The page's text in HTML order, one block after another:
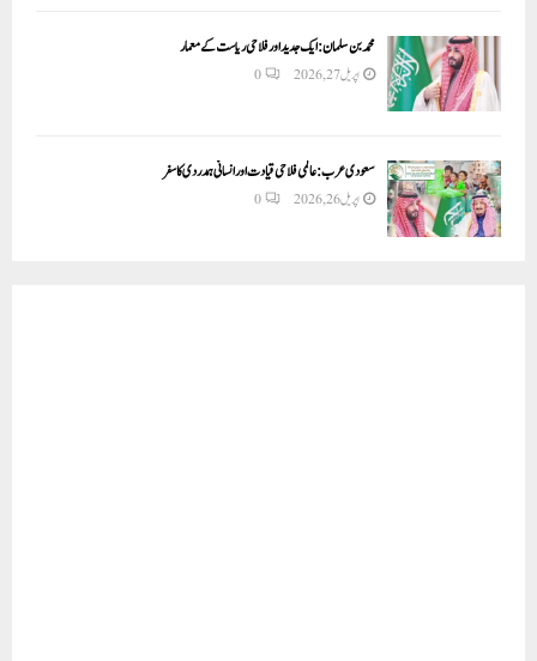
محمد بن سلمان: ایک جدید اور فلاحی ریاست کے معمار
اپریل 27, 2026 0
سعودی عرب: عالمی فلاحی قیادت اور انسانی ہمدردی کا سفر
اپریل 26, 2026 0